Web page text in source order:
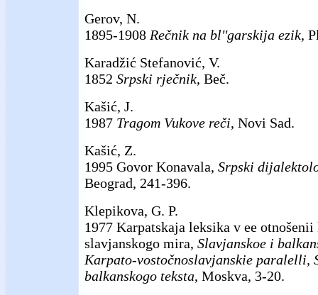
Gerov, N.
1895-1908 Rečnik na bl''garskija ezik,
Karadžić Stefanović, V.
1852 Srpski rječnik, Beč.
Kašić, J.
1987 Tragom Vukove reči, Novi Sad.
Kašić, Z.
1995 Govor Konavala, Srpski
Beograd, 241-396.
Klepikova, G. P.
1977 Karpatskaja leksika v ee
slavjanskogo mira, Slavjanskoe i
Karpato-vostočnoslavjanskie paralelli,
balkanskogo teksta, Moskva, 3-20.